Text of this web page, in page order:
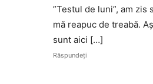
”Testul de luni”, am zis
mă reapuc de treabă.
sunt aici […]
Răspundeți